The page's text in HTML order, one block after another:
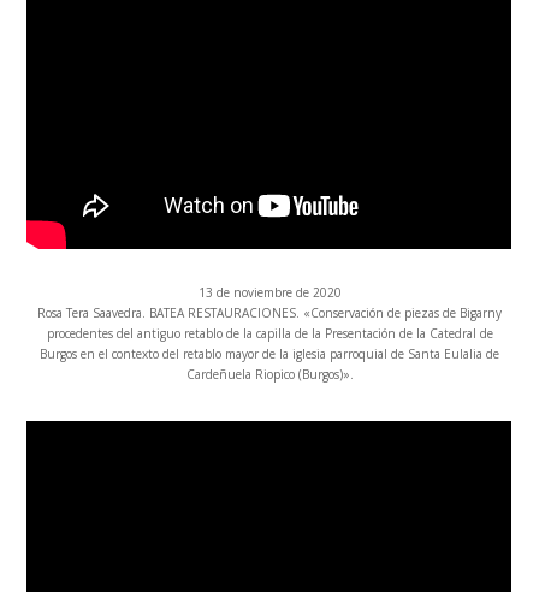
13 de noviembre de 2020
Rosa Tera Saavedra. BATEA RESTAURACIONES. «Conservación de piezas de Bigarny
procedentes del antiguo retablo de la capilla de la Presentación de la Catedral de
Burgos en el contexto del retablo mayor de la iglesia parroquial de Santa Eulalia de
Cardeñuela Riopico (Burgos)».